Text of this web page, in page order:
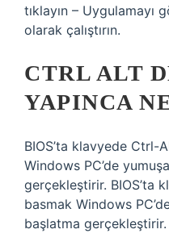
tıklayın – Uygulamayı
olarak çalıştırın.
CTRL ALT
YAPINCA
BIOS’ta klavyede Ctrl-
Windows PC’de
gerçekleştirir. BIOS’ta
basmak Windows
başlatma gerçekleştirir.